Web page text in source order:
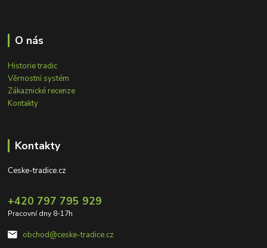
O nás
Historie tradic
Věrnostní systém
Zákaznické recenze
Kontakty
Kontakty
Ceske-tradice.cz
+420 797 795 929
Pracovní dny 8-17h
obchod@ceske-tradice.cz